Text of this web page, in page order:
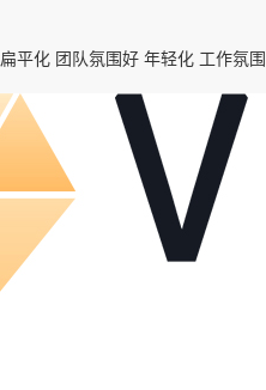
扁平化 团队氛围好 年轻化 工作氛围